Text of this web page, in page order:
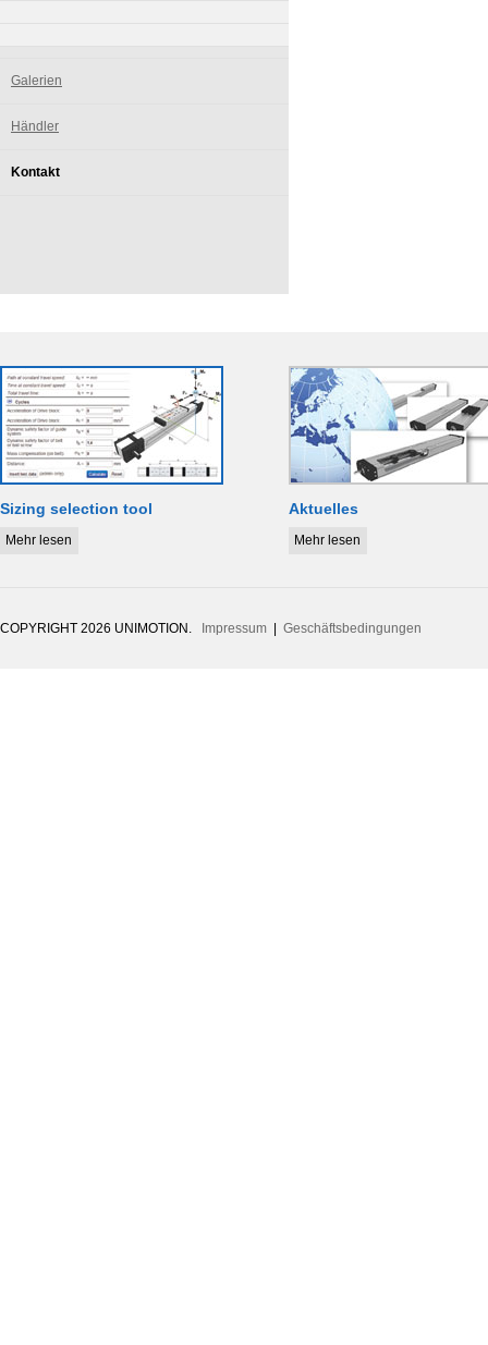
Galerien
Händler
Kontakt
Sizing selection tool
Mehr lesen
Aktuelles
Mehr lesen
COPYRIGHT 2026 UNIMOTION. Impressum Geschäftsbedingungen